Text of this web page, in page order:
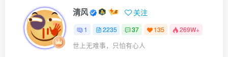
清风 关注
1 2235 37 135 269W+
世上无难事，只怕有心人